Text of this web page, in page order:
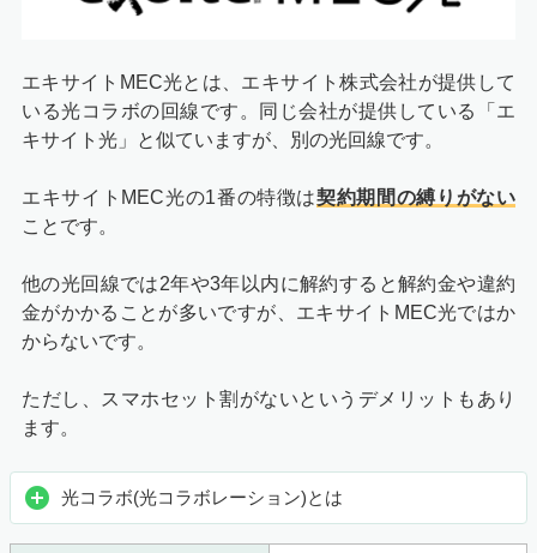
エキサイトMEC光とは、エキサイト株式会社が提供して
いる光コラボの回線です。同じ会社が提供している「エ
キサイト光」と似ていますが、別の光回線です。
エキサイトMEC光の1番の特徴は契約期間の縛りがない
ことです。
他の光回線では2年や3年以内に解約すると解約金や違約
金がかかることが多いですが、エキサイトMEC光ではか
からないです。
ただし、スマホセット割がないというデメリットもあり
ます。
光コラボ(光コラボレーション)とは